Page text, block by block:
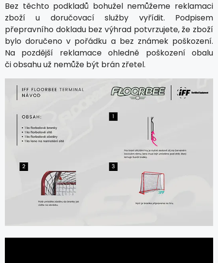
Bez těchto podkladů bohužel nemůžeme reklamaci
zboží u doručovací služby vyřídit. Podpisem
přepravního dokladu bez výhrad potvrzujete, že zboží
bylo doručeno v pořádku a bez známek poškození.
Na pozdější reklamace ohledně poškození obalu
či obsahu už nemůže být brán zřetel.